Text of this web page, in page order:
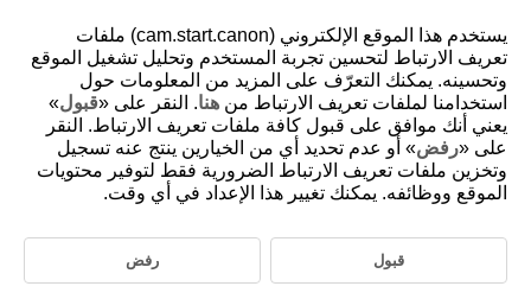
D101-026
تلقائي مختلط
وظيفة التقاط الصور الثابتة هي نفسها الموجودة في الوضع
المساعدة الإبداعية غير متوفرة.
يستخدم هذا الموقع الإلكتروني (cam.start.canon) ملفات
تعريف الارتباط لتحسين تجربة المستخدم وتحليل تشغيل الموقع
وتحسينه. يمكنك التعرّف على المزيد من المعلومات حول
استخدامنا لملفات تعريف الارتباط من هنا. النقر على «قبول»
يعني أنك موافق على قبول كافة ملفات تعريف الارتباط. النقر
على «رفض» أو عدم تحديد أي من الخيارين ينتج عنه تسجيل
وتخزين ملفات تعريف الارتباط الضرورية فقط لتوفير محتويات
الموقع ووظائفه. يمكنك تغيير هذا الإعداد في أي وقت.
قبول رفض